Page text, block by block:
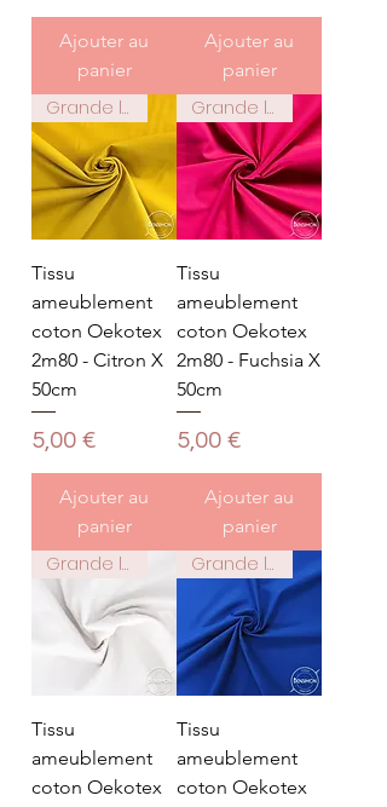
Ajouter au
panier
Ajouter au
panier
Grande largeur 2m80
Tissu
ameublement
coton Oekotex
2m80 - Citron X
50cm
Prix
5,00 €
Ajouter au
panier
Grande largeur 2m80
Tissu
ameublement
coton Oekotex
2m80 - Fuchsia X
50cm
Prix
5,00 €
Ajouter au
panier
Grande largeur 2m80
Tissu
ameublement
coton Oekotex
Grande largeur 2m80
Tissu
ameublement
coton Oekotex